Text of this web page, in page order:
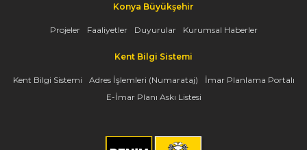
Konya Büyükşehir
Projeler Faaliyetler Duyurular Kurumsal Haberler
Kent Bilgi Sistemi
Kent Bilgi Sistemi Adres İşlemleri (Numarataj)
İmar Planlama Portalı
E-İmar Planı Askı Listesi